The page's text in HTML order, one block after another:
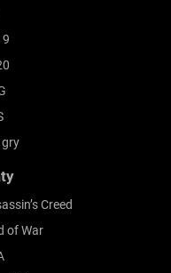
gry
Creed
of War